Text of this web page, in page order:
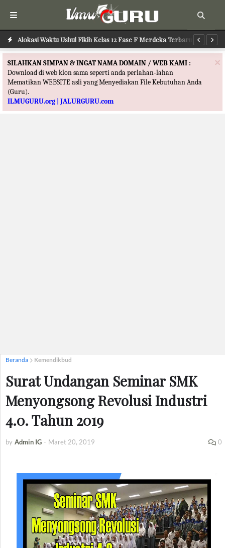
Alokasi Waktu Ushul Fikih Kelas 12 Fase F Merdeka Terbaru
Alokasi Waktu Ilmu Tafsir Kelas 12 Fase F Merdeka Terbaru
×
SILAHKAN SIMPAN & INGAT NAMA DOMAIN / WEB KAMI :
Download di web klon sama seperti anda perlahan-lahan
Mematikan WEBSITE asli yang Menyediakan File Kebutuhan Anda
(Guru).
ILMUGURU.org | JALURGURU.com
Beranda Kemendikbud
Surat Undangan Seminar SMK
Menyongsong Revolusi Industri
4.0. Tahun 2019
by Admin IG - Maret 20, 2019 0